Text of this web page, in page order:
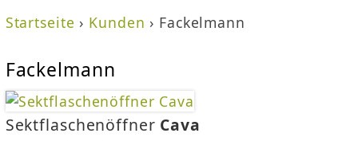
i
e
Startseite › Kunden › Fackelmann
Fackelmann
Sektflaschenöffner Cava